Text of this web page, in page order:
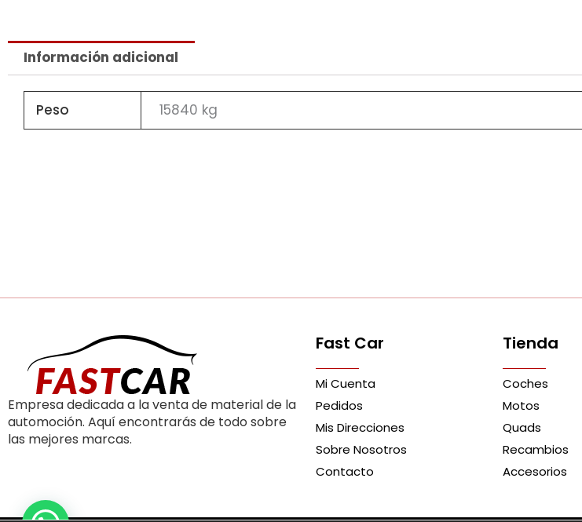
Información adicional
Peso 15840 kg
Empresa dedicada a la venta de material de la
automoción. Aquí encontrarás de todo sobre
las mejores marcas.
Fast Car
Mi Cuenta
Pedidos
Mis Direcciones
Sobre Nosotros
Contacto
Tienda
Coches
Motos
Quads
Recambios
Accesorios